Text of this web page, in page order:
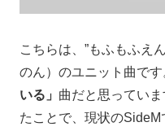
こちらは、”もふもふえ
のん）のユニット曲です
いる」 曲だと思ってい
たことで、現状の